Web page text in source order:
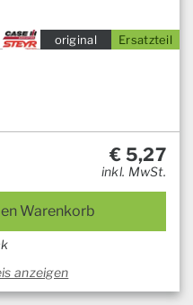
Ersatzteil
original
€ 5,27
inkl. MwSt.
Warenkorb
anzeigen